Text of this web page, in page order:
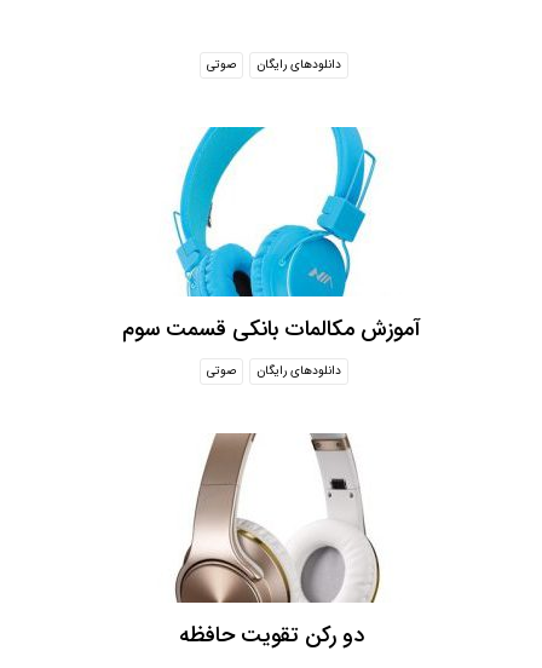
دانلودهای رایگان صوتی
آموزش مکالمات بانکی قسمت سوم
دانلودهای رایگان صوتی
دو رکن تقویت حافظه